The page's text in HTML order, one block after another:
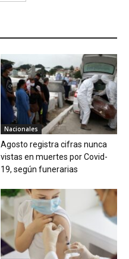
Nacionales
Agosto registra cifras nunca
vistas en muertes por Covid-
19, según funerarias